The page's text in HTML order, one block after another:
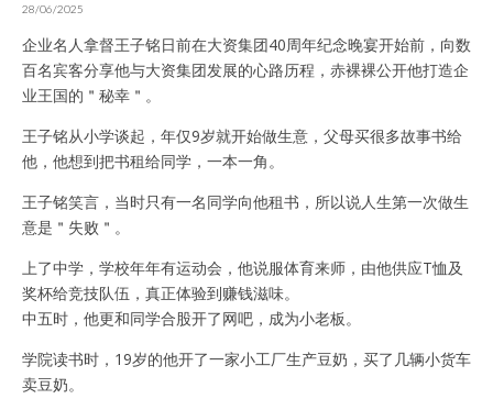
28/06/2025
企业名人拿督王子铭日前在大资集团40周年纪念晚宴开始前，向数
百名宾客分享他与大资集团发展的心路历程，赤裸裸公开他打造企
业王国的＂秘幸＂。
王子铭从小学谈起，年仅9岁就开始做生意，父母买很多故事书给
他，他想到把书租给同学，一本一角。
王子铭笑言，当时只有一名同学向他租书，所以说人生第一次做生
意是＂失败＂。
上了中学，学校年年有运动会，他说服体育来师，由他供应T恤及
奖杯给竞技队伍，真正体验到赚钱滋味。
中五时，他更和同学合股开了网吧，成为小老板。
学院读书时，19岁的他开了一家小工厂生产豆奶，买了几辆小货车
卖豆奶。